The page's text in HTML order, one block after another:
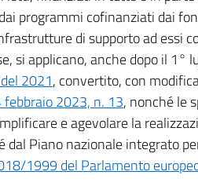
programmi cofinanziati dai
di supporto ad essi
si applicano, anche dopo il 1°
2021, convertito, con
2023, n. 13, nonché le
e agevolare la
dal Piano nazionale integrato
1999 del Parlamento